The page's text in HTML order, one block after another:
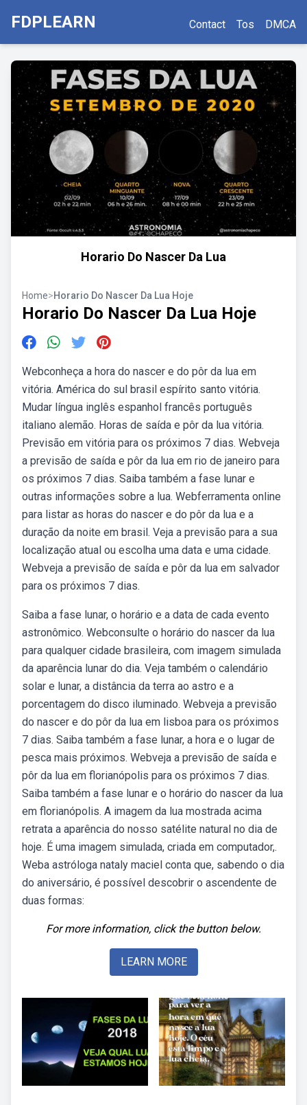
FDPLEARN Contact Tos DMCA
Horario Do Nascer Da Lua
Home>Horario Do Nascer Da Lua Hoje
Horario Do Nascer Da Lua Hoje
Webconheça a hora do nascer e do pôr da lua em
vitória. América do sul brasil espírito santo vitória.
Mudar língua inglês espanhol francês português
italiano alemão. Horas de saída e pôr da lua vitória.
Previsão em vitória para os próximos 7 dias. Webveja
a previsão de saída e pôr da lua em rio de janeiro para
os próximos 7 dias. Saiba também a fase lunar e
outras informações sobre a lua. Webferramenta online
para listar as horas do nascer e do pôr da lua e a
duração da noite em brasil. Veja a previsão para a sua
localização atual ou escolha uma data e uma cidade.
Webveja a previsão de saída e pôr da lua em salvador
para os próximos 7 dias.
Saiba a fase lunar, o horário e a data de cada evento
astronômico. Webconsulte o horário do nascer da lua
para qualquer cidade brasileira, com imagem simulada
da aparência lunar do dia. Veja também o calendário
solar e lunar, a distância da terra ao astro e a
porcentagem do disco iluminado. Webveja a previsão
do nascer e do pôr da lua em lisboa para os próximos
7 dias. Saiba também a fase lunar, a hora e o lugar de
pesca mais próximos. Webveja a previsão de saída e
pôr da lua em florianópolis para os próximos 7 dias.
Saiba também a fase lunar e o horário do nascer da lua
em florianópolis. A imagem da lua mostrada acima
retrata a aparência do nosso satélite natural no dia de
hoje. É uma imagem simulada, criada em computador,.
Weba astróloga nataly maciel conta que, sabendo o dia
do aniversário, é possível descobrir o ascendente de
duas formas:
For more information, click the button below.
LEARN MORE